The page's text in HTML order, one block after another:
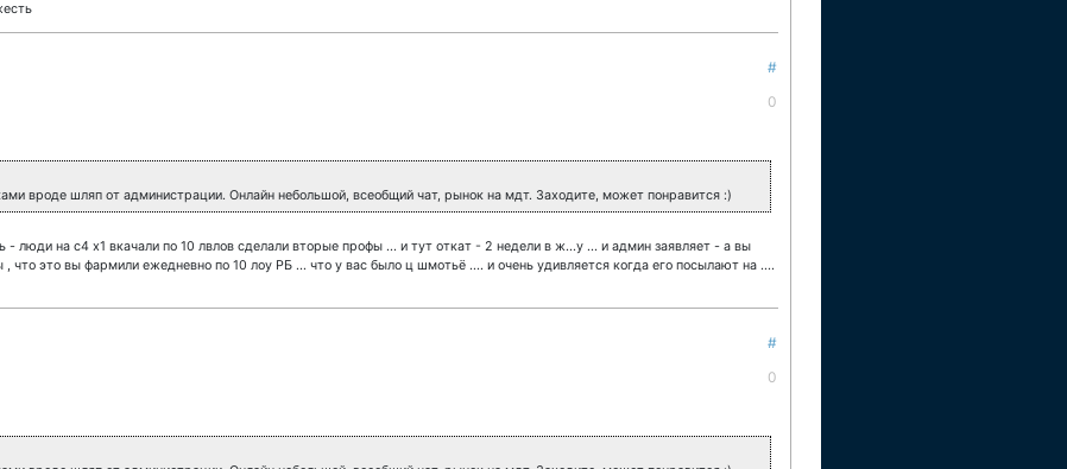
#
0
вроде шляп от администрации. Онлайн небольшой, всеобщий чат, рынок на мдт. Заходите, может понравится :)
- люди на с4 х1 вкачали по 10 лвлов сделали вторые профы ... и тут откат - 2 недели в ж...у ... и админ заявляет - а вы
что это вы фармили ежедневно по 10 лоу РБ ... что у вас было ц шмотьё .... и очень удивляется когда его посылают на ....
#
0